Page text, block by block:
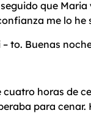
que
me lo he
– to. Buenas
cuatro horas de
para